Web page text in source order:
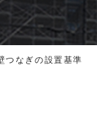
つなぎの設置基準